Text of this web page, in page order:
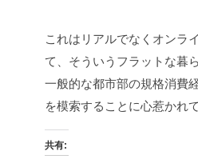
これはリアルでなくオンラ
て、そういうフラットな暮
一般的な都市部の規格消費
を模索することに心惹かれて
共有: